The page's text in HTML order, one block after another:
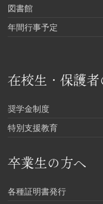
図書館
年間行事予定
在校生・保護
奨学金制度
特別支援教育
卒業生の方へ
各種証明書発行